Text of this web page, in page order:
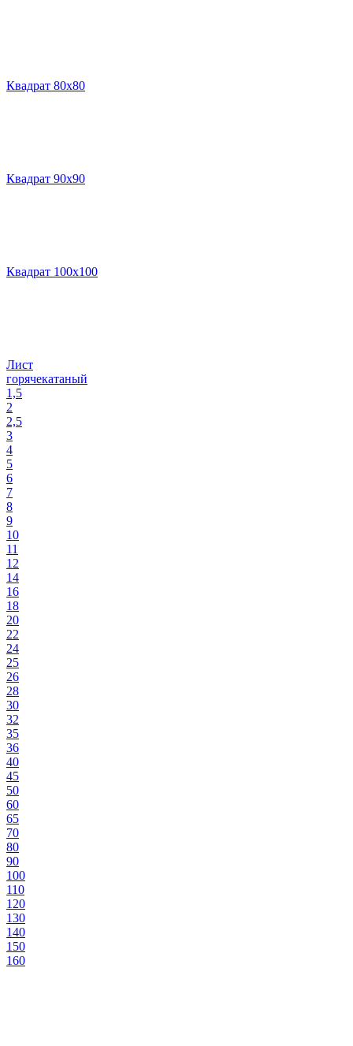
Квадрат 80х80
Квадрат 90х90
Квадрат 100х100
Лист
горячекатаный
1,5
2
2,5
3
4
5
6
7
8
9
10
11
12
14
16
18
20
22
24
25
26
28
30
32
35
36
40
45
50
60
65
70
80
90
100
110
120
130
140
150
160